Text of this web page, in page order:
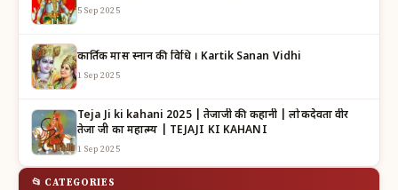
5 Sep 2025
कार्तिक मास स्नान की विधि । Kartik Sanan Vidhi
1 Sep 2025
Teja Ji ki kahani 2025 | तेजाजी की कहानी | लोकदेवता वीर
तेजा जी का महात्म्य | TEJAJI KI KAHANI
1 Sep 2025
📂 CATEGORIES